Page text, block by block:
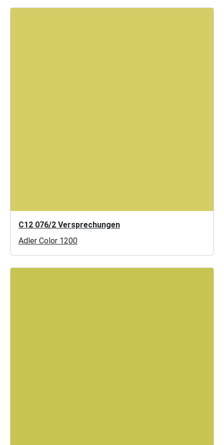
C12 076/2 Versprechungen
Adler Color 1200